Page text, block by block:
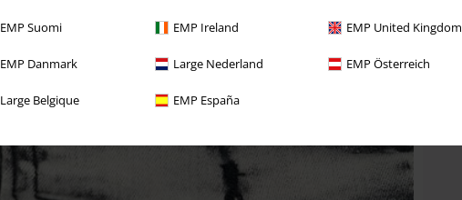
EMP Suomi EMP Ireland EMP United Kingdom
EMP Danmark Large Nederland EMP Österreich
Large Belgique EMP España